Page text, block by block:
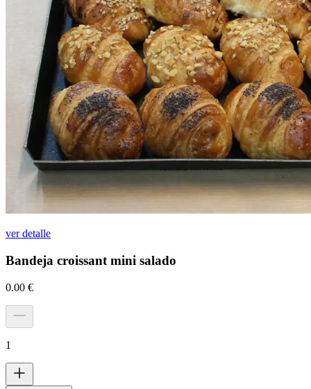
ver detalle
Bandeja croissant mini salado
0.00 €
1